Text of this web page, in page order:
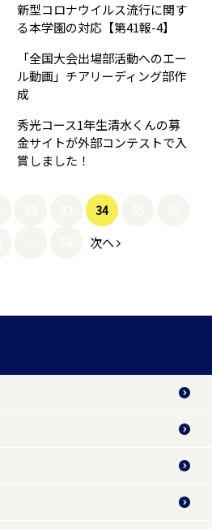
新型コロナウイルス流行に関す
る本学園の対応【第41報-4】
「全国大会出場部活動へのエー
ル動画」チアリーディング部作
成
秀光コース1年生清水くんの募
金サイトが外部コンテストで入
賞しました！
34
次へ